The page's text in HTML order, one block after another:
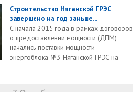
Строительство Няганской ГРЭС
завершено на год раньше...
C начала 2015 года в рамках договоров
о предоставлении мощности (ДПМ)
начались поставки мощности
энергоблока №3 Няганской ГРЭС на